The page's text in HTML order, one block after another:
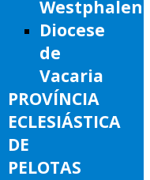
Westphalen
Diocese
de
Vacaria
PROVÍNCIA
ECLESIÁSTICA
DE
PELOTAS